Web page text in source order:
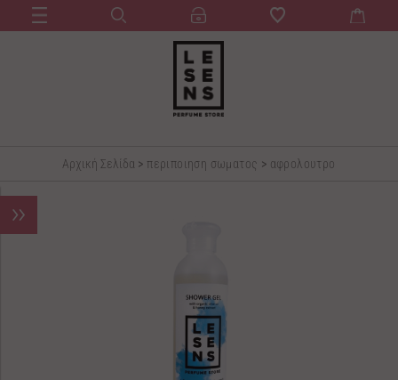
Αρχική Σελίδα > περιποιηση σωματος > αφρολουτρο